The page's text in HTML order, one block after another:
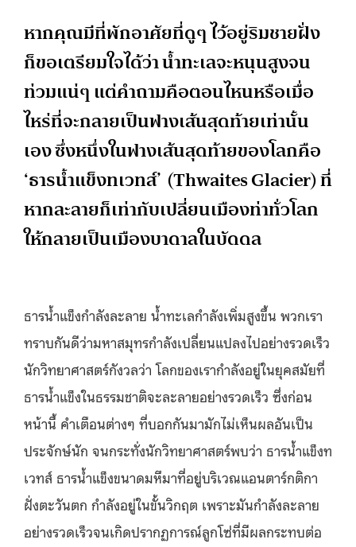
หากคุณมีที่พักอาศัยที่ดูๆ ไว้อยู่ริมชายฝั่ง
ก็ขอเตรียมใจได้ว่า น้ำทะเลจะหนุนสูงจน
ท่วมแน่ๆ แต่คำถามคือตอนไหนหรือเมื่อ
ไหร่ที่จะกลายเป็นฟางเส้นสุดท้ายเท่านั้น
เอง ซึ่งหนึ่งในฟางเส้นสุดท้ายของโลกคือ
‘ธารน้ำแข็งทเวทส์’ (Thwaites Glacier) ที่
หากละลายก็เท่ากับเปลี่ยนเมืองท่าทั่วโลก
ให้กลายเป็นเมืองบาดาลในบัดดล
ธารน้ำแข็งกำลังละลาย น้ำทะเลกำลังเพิ่มสูงขึ้น พวกเรา
ทราบกันดีว่ามหาสมุทรกำลังเปลี่ยนแปลงไปอย่างรวดเร็ว
นักวิทยาศาสตร์กังวลว่า โลกของเรากำลังอยู่ในยุคสมัยที่
ธารน้ำแข็งในธรรมชาติจะละลายอย่างรวดเร็ว ซึ่งก่อน
หน้านี้ คำเตือนต่างๆ ที่บอกกันมามักไม่เห็นผลอันเป็น
ประจักษ์นัก จนกระทั่งนักวิทยาศาสตร์พบว่า ธารน้ำแข็งท
เวทส์ ธารน้ำแข็งขนาดมหึมาที่อยู่บริเวณแอนตาร์กติกา
ฝั่งตะวันตก กำลังอยู่ในขั้นวิกฤต เพราะมันกำลังละลาย
อย่างรวดเร็วจนเกิดปรากฏการณ์ลูกโซ่ที่มีผลกระทบต่อ